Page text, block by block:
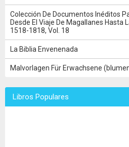
Colección De Documentos Inéditos
Desde El Viaje De Magallanes Hasta
1518-1818, Vol. 18
La Biblia Envenenada
Malvorlagen Für Erwachsene
Libros Populares